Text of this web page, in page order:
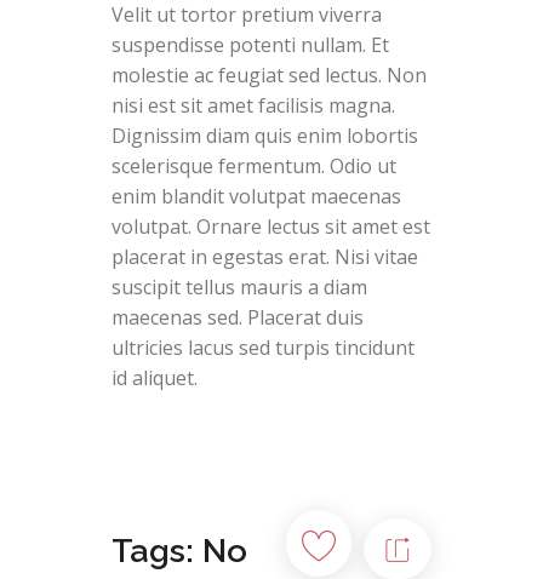
Velit ut tortor pretium viverra
suspendisse potenti nullam. Et
molestie ac feugiat sed lectus. Non
nisi est sit amet facilisis magna.
Dignissim diam quis enim lobortis
scelerisque fermentum. Odio ut
enim blandit volutpat maecenas
volutpat. Ornare lectus sit amet est
placerat in egestas erat. Nisi vitae
suscipit tellus mauris a diam
maecenas sed. Placerat duis
ultricies lacus sed turpis tincidunt
id aliquet.
Tags: No